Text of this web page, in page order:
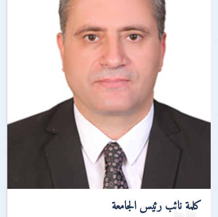
كلمة نائب رئيس الجامعة